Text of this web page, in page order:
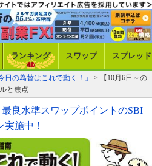
ランキング スワップ スプレッド
日の為替はこれで動く！」
> 【10月6日～の
と焦点
良水準スワップポイントのSBI
施中！